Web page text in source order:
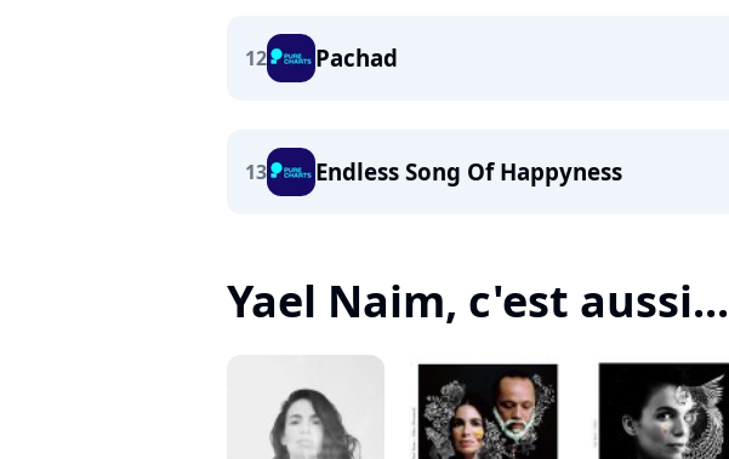
12 Pachad
13 Endless Song Of Happyness
Yael Naim, c'est aussi...